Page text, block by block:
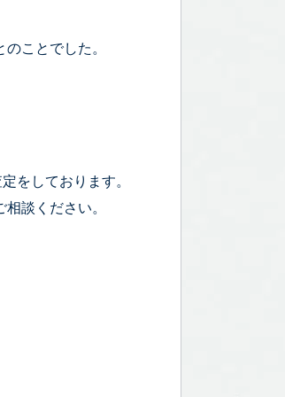
ことでした。
をしております。
談ください。